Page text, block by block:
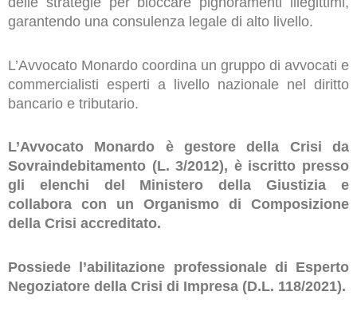
garantendo una consulenza legale di alto livello.
L’Avvocato Monardo coordina un gruppo di avvocati e
commercialisti esperti a livello nazionale nel diritto
bancario e tributario.
L’Avvocato Monardo è gestore della Crisi da
Sovraindebitamento (L. 3/2012), è iscritto presso
gli elenchi del Ministero della Giustizia e
collabora con un Organismo di Composizione
della Crisi accreditato.
Possiede l’abilitazione professionale di Esperto
Negoziatore della Crisi di Impresa (D.L. 118/2021).